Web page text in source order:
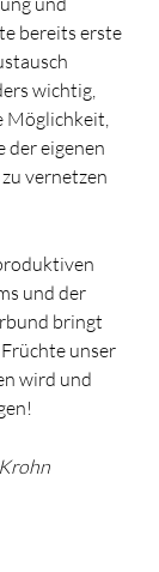
bereits erste
wichtig,
Möglichkeit,
der eigenen
vernetzen
und der
bringt
unser
wird und